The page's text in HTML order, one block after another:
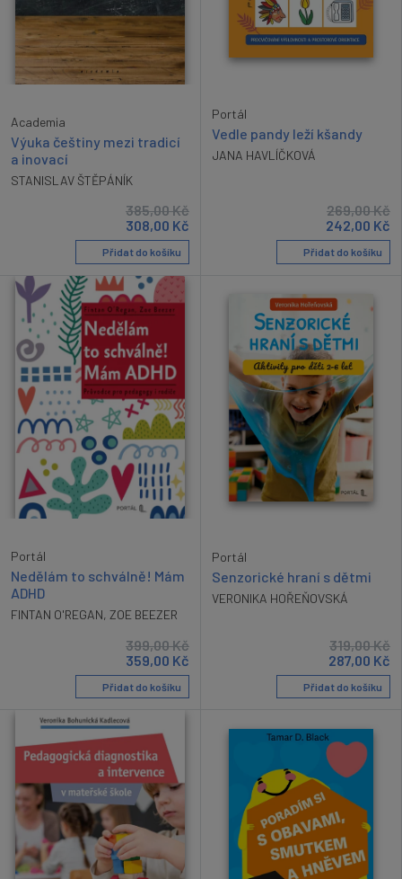
Academia
Výuka češtiny mezi tradicí
a inovací
STANISLAV ŠTĚPÁNÍK
385,00Kč
308,00 Kč
Přidat do košíku
Portál
Vedle pandy leží kšandy
JANA HAVLÍČKOVÁ
269,00Kč
242,00 Kč
Přidat do košíku
Portál
Nedělám to schválně! Mám
ADHD
FINTAN O'REGAN, ZOE BEEZER
399,00Kč
359,00 Kč
Přidat do košíku
Portál
Senzorické hraní s dětmi
VERONIKA HOŘEŇOVSKÁ
319,00Kč
287,00 Kč
Přidat do košíku